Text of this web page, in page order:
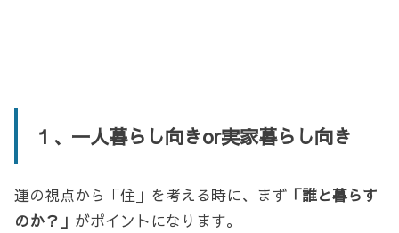
１、一人暮らし向きor実家暮らし向き
運の視点から「住」を考える時に、まず 「誰と暮らす
のか？」 がポイントになります。